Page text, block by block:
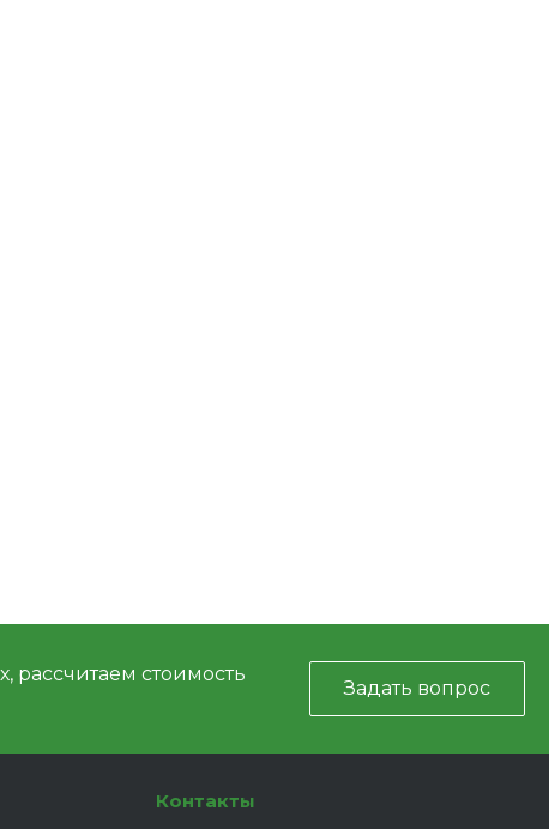
рассчитаем стоимость
Задать вопрос
Контакты